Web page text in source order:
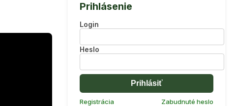
Prihlásenie
Login
Heslo
Prihlásiť
Registrácia Zabudnuté heslo